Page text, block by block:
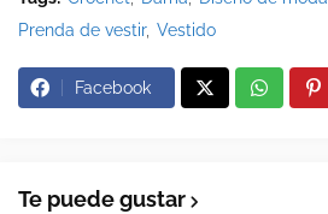
Prenda de vestir Vestido
Facebook
Te puede gustar